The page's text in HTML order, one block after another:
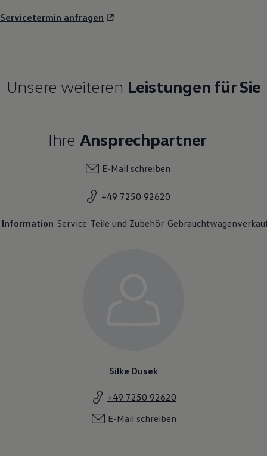
Servicetermin anfragen
Unsere weiteren Leistungen für Sie
Ihre Ansprechpartner
E-Mail schreiben
+49 7250 92620
Information Service Teile und Zubehör
Silke Dusek
+49 7250 92620
E-Mail schreiben